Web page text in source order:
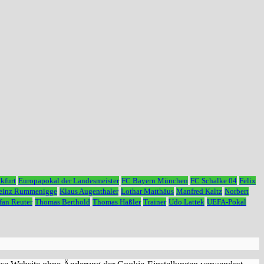
Europapokal der Landesmeister FC Bayern München FC Schalke 04 Felix
Rummenigge Klaus Augenthaler Lothar Matthäus Manfred Kaltz Norbert
Reuter Thomas Berthold Thomas Häßler Trainer Udo Lattek UEFA-Pokal